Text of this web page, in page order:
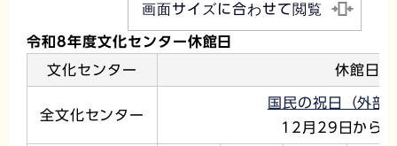
画面サイズに合わせて閲覧
令和8年度文化センター休館日
文化センター
休館日
全文化センター
国民の祝日（外部
12月29日から1